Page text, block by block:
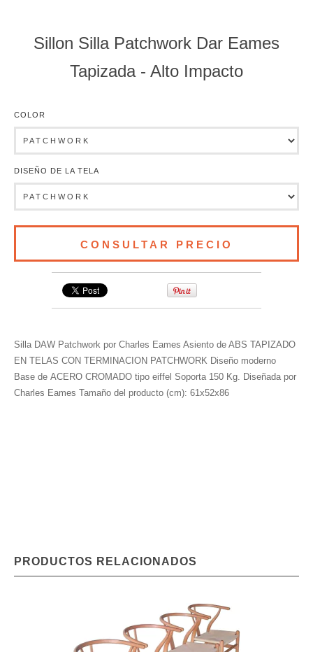
Sillon Silla Patchwork Dar Eames
Tapizada - Alto Impacto
COLOR
DISEÑO DE LA TELA
Silla DAW Patchwork por Charles Eames Asiento de ABS TAPIZADO
EN TELAS CON TERMINACION PATCHWORK Diseño moderno
Base de ACERO CROMADO tipo eiffel Soporta 150 Kg. Diseñada por
Charles Eames Tamaño del producto (cm): 61x52x86
PRODUCTOS RELACIONADOS